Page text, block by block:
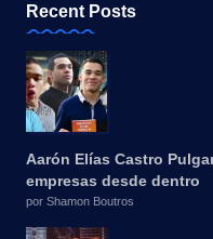
Recent Posts
Aarón Elías Castro
empresas desde dentro
por Shamon Boutros